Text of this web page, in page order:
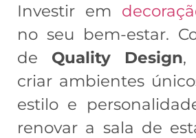
Investir em
no seu bem-estar.
de Quality Design,
criar ambientes
estilo e
renovar a sala de